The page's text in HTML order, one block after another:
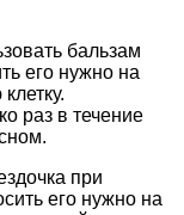
бальзам
его нужно на
раз в течение
при
его нужно на